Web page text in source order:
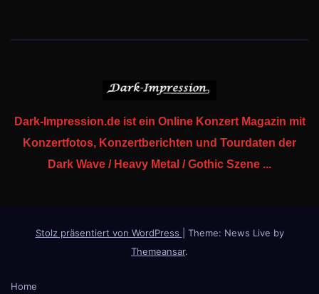
Dark-Impression.de ist ein Online Konzert Magazin mit
Konzertfotos, Konzertberichten und Tourdaten der
Dark Wave / Heavy Metal / Gothic Szene ...
Stolz präsentiert von WordPress
Theme: News Live by
Themeansar.
Home